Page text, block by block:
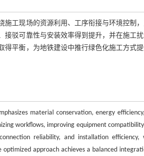
施工现场的资源利用、工序衔接与环境控制
接驳可靠性与安装效率得到提升，并在施工
得平衡，为地铁建设中推行绿色化施工方式
material conservation, energy
workflows, improving equipment
reliability, and installation efficiency,
approach achieves a balanced